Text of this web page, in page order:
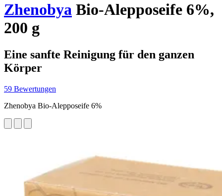
Zhenobya Bio-Alepposeife 6%,
200 g
Eine sanfte Reinigung für den ganzen
Körper
59 Bewertungen
Zhenobya Bio-Alepposeife 6%